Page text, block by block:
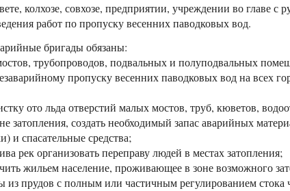
колхозе, совхозе, предприятии, учреждении во главе с
работ по пропуску весенних паводковых вод.
бригады обязаны:
трубопроводов, подвальных и полуподвальных
пропуску весенних паводковых вод на всех
ото льда отверстий малых мостов, труб, кюветов,
затопления, создать необходимый запас аварийных
и спасательные средства;
рек организовать переправу людей в местах затопления;
жильем население, проживающее в зоне возможного
из прудов с полным или частичным регулированием стока